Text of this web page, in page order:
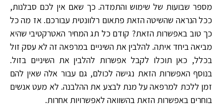
מספר שבועות של שימוש והתמדה. כך שאם אין לכם סבלנות,
ככל הנראה שהשיטה הזאת פתאום רלוונטית עבורכם. אז מה כל
כך טוב באפשרות הזאת? קודם כל תג המחיר האטרקטיבי שהיא
מביאה ביחד איתה. להלבין את השיניים במרפאה זה לא עסק זול
בכלל, כאן תוכלו לקבל אפשרות להלבין את השיניים בזול.
בנוסף האפשרות הזאת נגישה לכולם, גם עבור אלה שאין להם
זמן ללכת למרפאה על מנת לבצע את ההלבנה. לא מעט אנשים
בוחרים באפשרות הזאת בהשוואה לאפשרויות אחרות.